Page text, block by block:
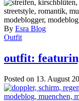
By Esra Blog
Outfit
outfit:
Posted on 13. August